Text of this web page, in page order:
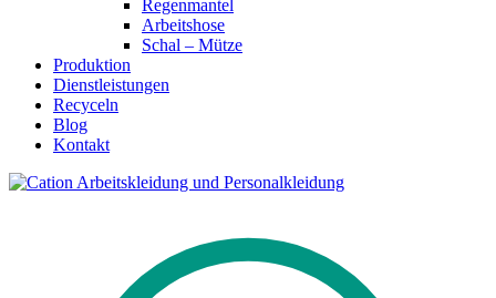
Regenmantel
Arbeitshose
Schal – Mütze
Produktion
Dienstleistungen
Recyceln
Blog
Kontakt